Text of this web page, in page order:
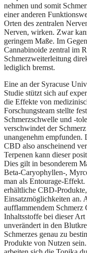
nehmen und somit
einer anderen
Orten des zentralen
Nerven, wirken. Zwar
geringem Maße. Im
Cannabinoide zentral im
Schmerzweiterleitung
lediglich bremst.
Eine an der Syracuse
Studie stützt sich auf
die Effekte von
Forschungsteam stellte
Schmerzschwelle und -
verschwindet der
unangenehm
CBD also anscheinend
Terpenen kann dieser
Dies gilt in besonderem
Beta-Caryophyllen-,
man als Entourage-
erhältliche CBD-
Einsatzmöglichkeiten an.
aufflammendem Schmerz
Inhaltsstoffe bei dieser
unverändert in den
Schmerzes genau zu
Produkte von Nutzen